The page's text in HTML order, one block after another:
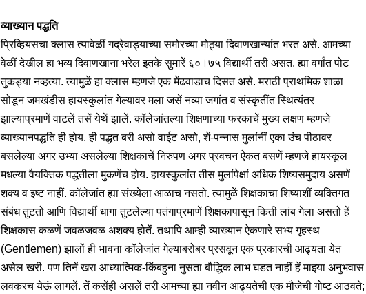
व्याख्यान पद्धति
प्रिव्हियसचा क्लास त्यावेळीं गद्रेवाड्याच्या समोरच्या मोठ्या दिवाणखान्यांत भरत असे. आमच्या
वेळीं देखील हा भव्य दिवाणखाना भरेल इतके सुमारें ६०।७५ विद्यार्थी तरी असत. ह्या वर्गांत पोट
तुकड्या नव्हत्या. त्यामुळें हा क्लास म्हणजे एक मेंढवाडाच दिसत असे. मराठी प्राथमिक शाळा
सोडून जमखंडीस हायस्कुलांत गेल्यावर मला जसें नव्या जगांत व संस्कृतींत स्थित्यंतर
झाल्याप्रमाणें वाटलें तसें येथें झालें. कॉलेजांतल्या शिक्षणाच्या फरकाचें मुख्य लक्षण म्हणजे
व्याख्यानपद्धति ही होय. ही पद्धत बरी असो वाईट असो, शें-पन्नास मुलांनीं एका उंच पीठावर
बसलेल्या अगर उभ्या असलेल्या शिक्षकाचें निरुपण अगर प्रवचन ऐकत बसणें म्हणजे हायस्कूल
मधल्या वैयक्तिक पद्धतीला मुकणेंच होय. हायस्कुलांत तीस मुलांपेक्षां अधिक शिष्यसमुदाय असणें
शक्य व इष्ट नाहीं. कॉलेजांत ह्या संख्येला आळाच नसतो. त्यामुळें शिक्षकाचा शिष्याशीं व्यक्तिगत
संबंध तुटतो आणि विद्यार्थी धागा तुटलेल्या पतंगाप्रमाणें शिक्षकापासून किती लांब गेला असतो हें
शिक्षकास कळणें जवळजवळ अशक्य होतें. तथापि आम्ही व्याख्यान ऐकणारे सभ्य गृहस्थ
(Gentlemen) झालों ही भावना कॉलेजांत गेल्याबरोबर प्रसवून एक प्रकारची आढ्यता येत
असेल खरी. पण तिनें खरा आध्यात्मिक-किंबहुना नुसता बौद्धिक लाभ घडत नाहीं हें माझ्या अनुभवास
लवकरच येऊं लागलें. तें कसेंही असलें तरी आमच्या ह्या नवीन आढ्यतेची एक मौजेची गोष्ट आठवते;